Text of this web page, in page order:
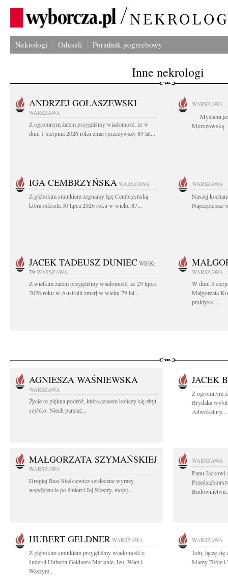
Nekrologi Odeszli Poradnik pogrzebowy
Inne nekrologi
ANDRZEJ GOŁASZEWSKI
WARSZAWA
Z ogromnym żalem przyjęliśmy wiadomość, że w
dniu 1 sierpnia 2026 roku zmarł przeżywszy 89 lat...
WARSZAWA
Myślami
Morozowską
IGA CEMBRZYŃSKA WARSZAWA
Z głębokim smutkiem żegnamy Igę Cembrzyńską
która odeszła 30 lipca 2026 roku w wieku 87...
WARSZAWA
Naszej
Najcieplejsze
JACEK TADEUSZ DUNIEC WIEK:
79 WARSZAWA
Z wielkim żalem przyjęliśmy wiadomość, że 29 lipca
2026 roku w Australii zmarł w wieku 79 lat...
WARSZAWA
W dniu 3
Małgorzata
praktyka...
AGNIESZA WAŚNIEWSKA
WARSZAWA
Życie to piękna podróż, która czasem kończy się zbyt
szybko. Niech pamięć...
JACEK
Z ogromnym
Brydaka
Adwokatury,...
MAŁGORZATA SZYMAŃSKIEJ
WARSZAWA
Drogiej Basi Staśkiewicz serdeczne wyrazy
współczucia po śmierci Jej Siostry, mojej...
WARSZAWA
Panu Jackowi
HUBERT GELDNER WARSZAWA
Z głębokim smutkiem przyjęliśmy wiadomość o
śmierci Huberta Geldnera Marianie, Izo, Wam i
Waszym...
WARSZAWA
Jolu, łączę
Mamy Tobie i